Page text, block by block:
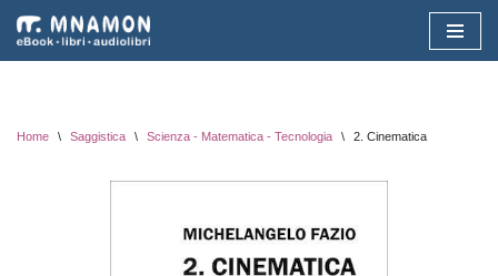
Vai
Home \ Saggistica \ Scienza - Matematica - Tecnologia \ 2. Cinematica